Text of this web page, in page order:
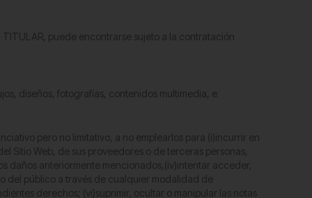
puede encontrarse sujeto a la contratación
diseños, fotografías, contenidos multimedia, e
pero no limitativo, a no emplearlos para (i)incurrir en
Sitio Web, de sus proveedores o de terceras personas,
daños anteriormente mencionados,(iv)intentar acceder,
del público a través de cualquier modalidad de
derechos; (vi)suprimir, ocultar o manipular las notas